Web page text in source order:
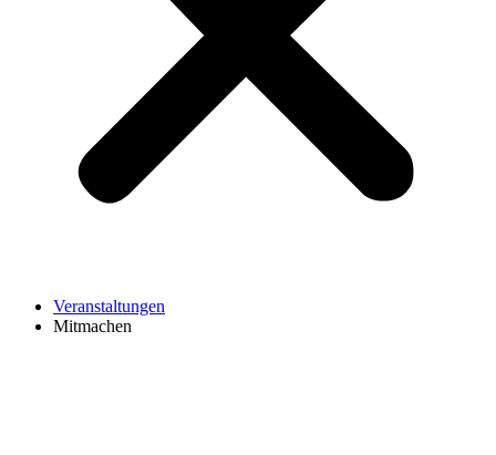
Veranstaltungen
Mitmachen